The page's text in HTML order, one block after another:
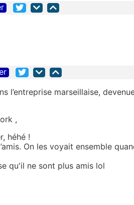
l’entreprise marseillaise,
,
héhé !
On les voyait ensemble
qu'il ne sont plus amis lol